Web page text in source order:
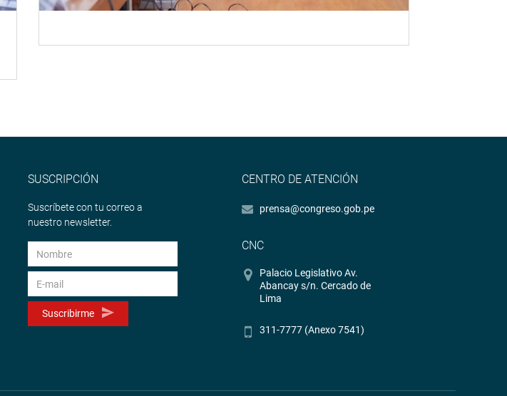
SUSCRIPCIÓN
Suscríbete con tu correo a
nuestro newsletter.
Suscribirme
CENTRO DE ATENCIÓN
prensa@congreso.gob.pe
CNC
Palacio Legislativo Av.
Abancay s/n. Cercado de
Lima
311-7777 (Anexo 7541)